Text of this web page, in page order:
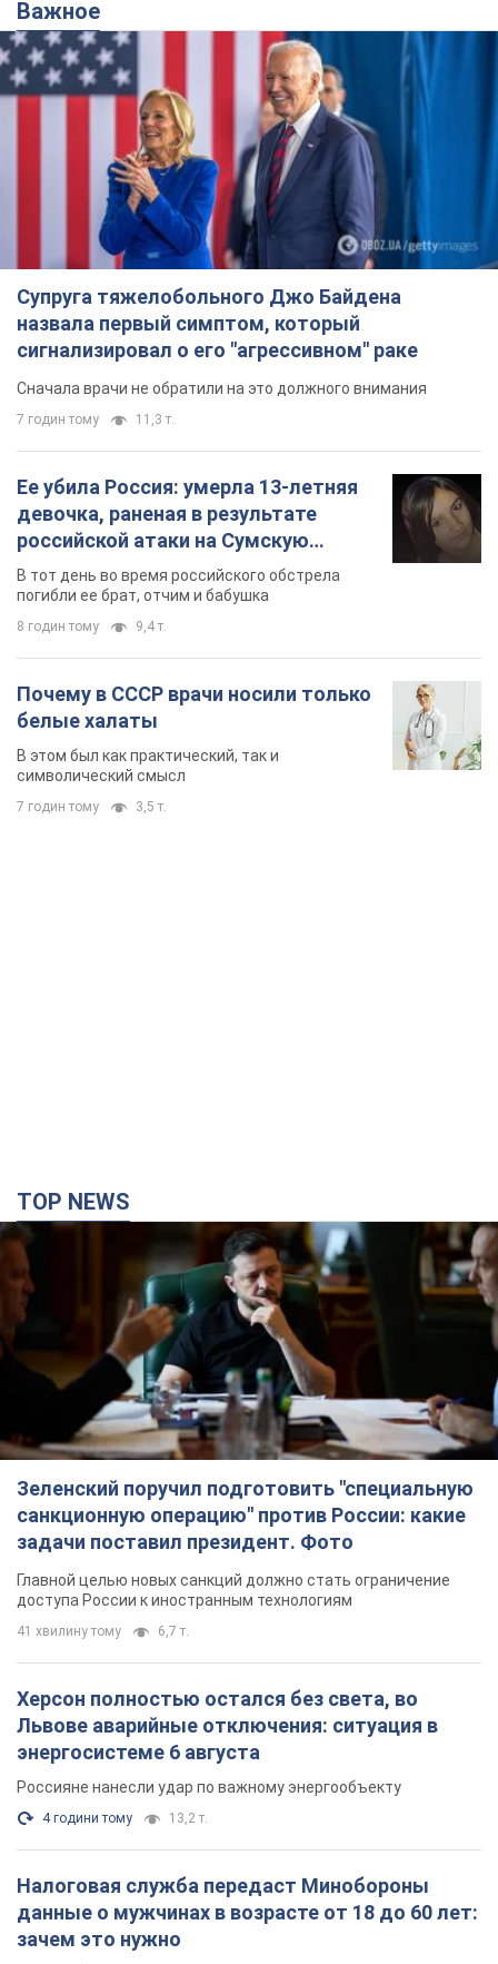
Важное
Супруга тяжелобольного Джо Байдена
назвала первый симптом, который
сигнализировал о его "агрессивном" раке
Сначала врачи не обратили на это должного внимания
7 годин тому 11,3 т.
Ее убила Россия: умерла 13-летняя
девочка, раненая в результате
российской атаки на Сумскую
область. Фото
В тот день во время российского обстрела
погибли ее брат, отчим и бабушка
8 годин тому 9,4 т.
Почему в СССР врачи носили только
белые халаты
В этом был как практический, так и
символический смысл
7 годин тому 3,5 т.
TOP NEWS
Зеленский поручил подготовить "специальную
санкционную операцию" против России: какие
задачи поставил президент. Фото
Главной целью новых санкций должно стать ограничение
доступа России к иностранным технологиям
41 хвилину тому 6,7 т.
Херсон полностью остался без света, во
Львове аварийные отключения: ситуация в
энергосистеме 6 августа
Россияне нанесли удар по важному энергообъекту
4 години тому 13,2 т.
Налоговая служба передаст Минобороны
данные о мужчинах в возрасте от 18 до 60 лет:
зачем это нужно